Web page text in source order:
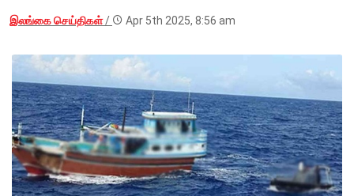
இலங்கை செய்திகள்/ Apr 5th 2025, 8:56 am